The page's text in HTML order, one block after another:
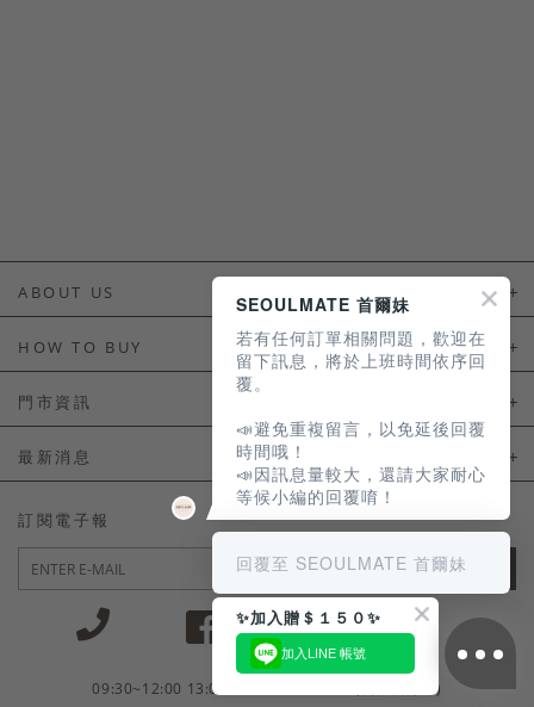
ABOUT US
HOW TO BUY
如何購買
會員常見問題
訂單常見問題
商品售後服務
電子發票
門市資訊
門市資訊
最新消息
LINE官方會員活動
訂閱電子報
JOIN
09:30~12:00 13:00~18:30 / Mon - Fri(例假日除外)
SEOULMATE 首爾妹
若有任何訂單相關問題，歡迎在
留下訊息，將於上班時間依序回
覆。
📣避免重複留言，以免延後回覆
時間哦！
📣因訊息量較大，還請大家耐心
等候小編的回覆唷！
回覆至 SEOULMATE 首爾妹
✨加入贈＄１５０✨
加入LINE 帳號